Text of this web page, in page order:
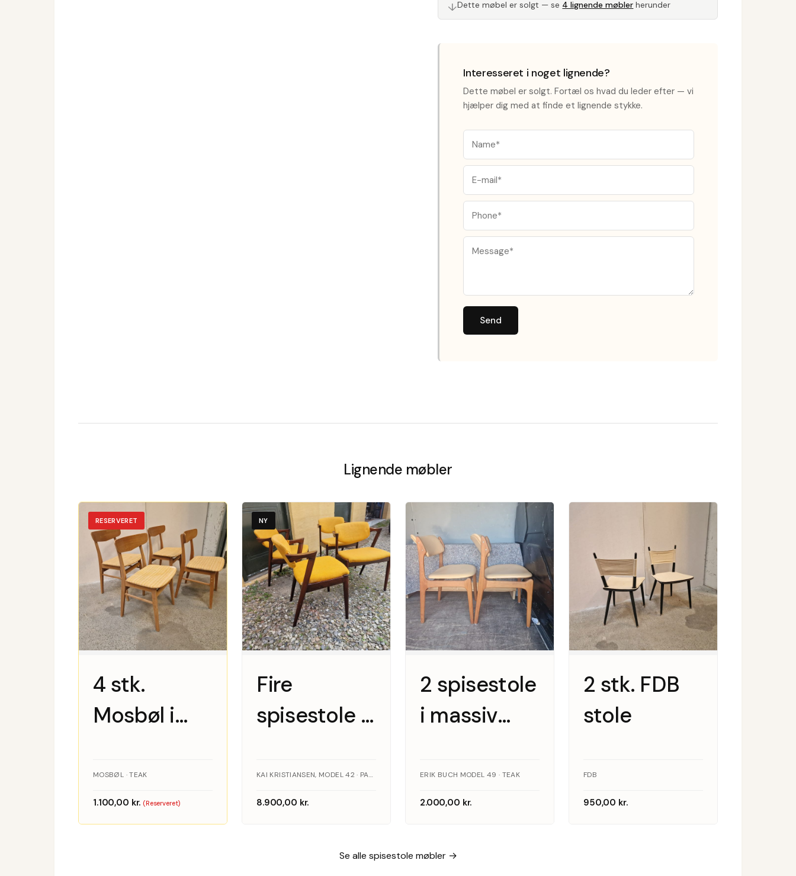
↓Dette møbel er solgt — se 4 lignende møbler herunder
Interesseret i noget lignende?
Dette møbel er solgt. Fortæl os hvad du leder efter — vi
hjælper dig med at finde et lignende stykke.
Send
Lignende møbler
RESERVERET
4 stk.
Mosbøl i
MOSBØL · TEAK
1.100,00 kr. (Reserveret)
NY
Fire
spisestole i
palisander,
model 42 af
KAI KRISTIANSEN, MODEL 42 · PALISANDER
8.900,00 kr.
2 spisestole
i massiv
Erik buch
model
ERIK BUCH MODEL 49 · TEAK
2.000,00 kr.
2 stk. FDB
stole
FDB
950,00 kr.
Se alle spisestole møbler →